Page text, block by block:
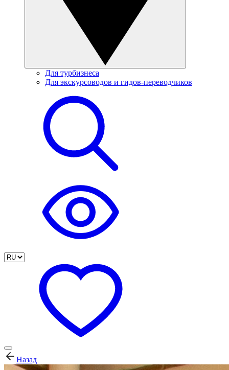
Для турбизнеса
Для экскурсоводов и гидов-переводчиков
Назад